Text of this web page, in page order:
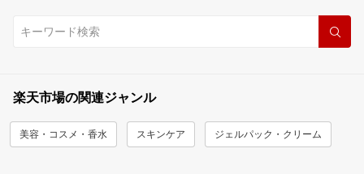
楽天市場の関連ジャンル
美容・コスメ・香水 スキンケア ジェルパック・クリーム